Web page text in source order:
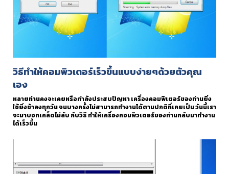
วิธีทําให้คอมพิวเตอร์เร็วขึ้นแบบง่ายๆด้วยตัวคุณ
เอง
หลายท่านคงจะเคยหรือกําลังประสบปัญหา เครื่องคอมพิเตอร์ของท่านยิ่ง
ใช้ยิ่งช้าลงทุกวัน จนบางครั้งไม่สามารถทํางานได้ตามปกติที่เคยเป็น วันนี้เรา
จะมาบอกเคล็ดไม่ลับ กับวิธี ทําให้เครื่องคอมพิวเตอร์ของท่านกลับมาทํางาน
ได้เร็วขึ้น